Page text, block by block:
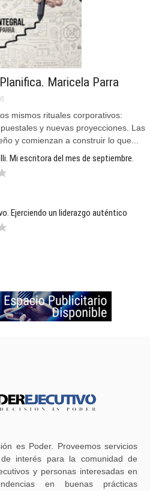
Maricela Parra
mismos rituales corporativos:
y nuevas proyecciones. Las
y comienzan a construir lo que...
Mi escritora del mes de septiembre.
Ejerciendo un liderazgo auténtico
es Poder. Proveemos servicios
interés para la comunidad de
y personas interesadas en
en buenas prácticas